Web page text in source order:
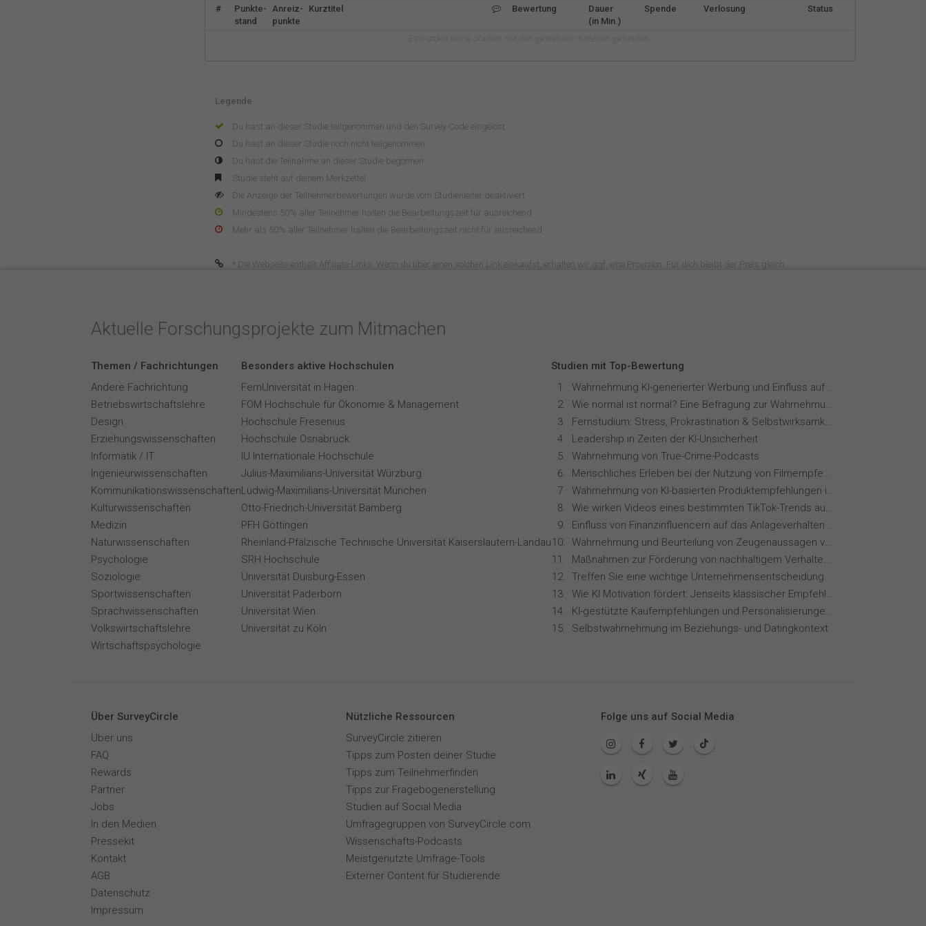
#
Punkte-
stand
Anreiz-
punkte
Kurztitel Bewertung
Dauer
(in Min.)
Spende Verlosung Status
Legende
Du hast an dieser Studie teilgenommen und den Survey Code eingelöst
Du hast an dieser Studie noch nicht teilgenommen
Du hast die Teilnahme an dieser Studie begonnen
Studie steht auf deinem Merkzettel
Die Anzeige der Teilnehmerbewertungen wurde vom Studienleiter deaktiviert
Mindestens 50% aller Teilnehmer halten die Bearbeitungszeit für ausreichend
Mehr als 50% aller Teilnehmer halten die Bearbeitungszeit nicht für ausreichend
* Die Webseite enthält Affiliate-Links. Wenn du über einen solchen Link einkaufst, erhalten wir ggf. eine Provision. Für dich bleibt der Preis gleich.
Aktuelle Forschungsprojekte zum Mitmachen
Themen / Fachrichtungen
Andere Fachrichtung
Betriebswirtschaftslehre
Design
Erziehungswissenschaften
Informatik / IT
Ingenieurwissenschaften
Kommunikationswissenschaften
Kulturwissenschaften
Medizin
Naturwissenschaften
Psychologie
Soziologie
Sportwissenschaften
Sprachwissenschaften
Volkswirtschaftslehre
Wirtschaftspsychologie
Besonders aktive Hochschulen
FernUniversität in Hagen
FOM Hochschule für Ökonomie & Management
Hochschule Fresenius
Hochschule Osnabrück
IU Internationale Hochschule
Julius-Maximilians-Universität Würzburg
Ludwig-Maximilians-Universität München
Otto-Friedrich-Universität Bamberg
PFH Göttingen
Rheinland-Pfälzische Technische Universität Kaiserslautern-Landau
SRH Hochschule
Universität Duisburg-Essen
Universität Paderborn
Universität Wien
Universität zu Köln
Studien mit Top-Bewertung
Wahrnehmung KI-generierter Werbung und Einfluss auf Markenvertrauen
Wie normal ist normal? Eine Befragung zur Wahrnehmung von Essverhalten
Fernstudium: Stress, Prokrastination & Selbstwirksamkeit
Leadership in Zeiten der KI-Unsicherheit
Wahrnehmung von True-Crime-Podcasts
Menschliches Erleben bei der Nutzung von Filmempfehlungssystemen
Wahrnehmung von KI-basierten Produktempfehlungen in Mode-Online-Shops
Wie wirken Videos eines bestimmten TikTok-Trends auf dich?
Einfluss von Finanzinfluencern auf das Anlageverhalten der Gen Z⁠
Wahrnehmung und Beurteilung von Zeugenaussagen vor Gericht
Maßnahmen zur Förderung von nachhaltigem Verhalten von Hotelgästen
Treffen Sie eine wichtige Unternehmensentscheidung
Wie KI Motivation fördert: Jenseits klassischer Empfehlungssysteme
KI-gestützte Kaufempfehlungen und Personalisierungen im Online-Handel
Selbstwahrnehmung im Beziehungs- und Datingkontext
Über SurveyCircle
Über uns
FAQ
Rewards
Partner
Jobs
In den Medien
Pressekit
Kontakt
AGB
Datenschutz
Impressum
Nützliche Ressourcen
SurveyCircle zitieren
Tipps zum Posten deiner Studie
Tipps zum Teilnehmerfinden
Tipps zur Fragebogenerstellung
Studien auf Social Media
Umfragegruppen von SurveyCircle.com
Wissenschafts-Podcasts
Meistgenutzte Umfrage-Tools
Externer Content für Studierende
Folge uns auf Social Media